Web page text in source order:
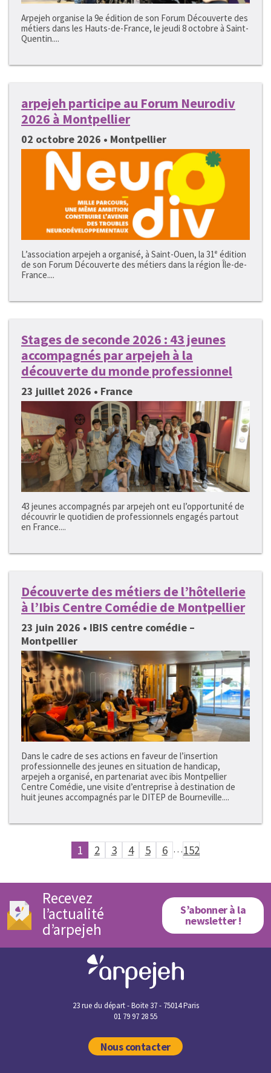
Arpejeh organise la 9e édition de son Forum Découverte des
métiers dans les Hauts-de-France, le jeudi 8 octobre à Saint-
Quentin....
arpejeh participe au Forum Neurodiv
2026 à Montpellier
02 octobre 2026 • Montpellier
L’association arpejeh a organisé, à Saint-Ouen, la 31ᵉ édition
de son Forum Découverte des métiers dans la région Île-de-
France....
Stages de seconde 2026 : 43 jeunes
accompagnés par arpejeh à la
découverte du monde professionnel
23 juillet 2026 • France
43 jeunes accompagnés par arpejeh ont eu l’opportunité de
découvrir le quotidien de professionnels engagés partout
en France....
Découverte des métiers de l’hôtellerie
à l’Ibis Centre Comédie de Montpellier
23 juin 2026 • IBIS centre comédie –
Montpellier
Dans le cadre de ses actions en faveur de l’insertion
professionnelle des jeunes en situation de handicap,
arpejeh a organisé, en partenariat avec ibis Montpellier
Centre Comédie, une visite d’entreprise à destination de
huit jeunes accompagnés par le DITEP de Bourneville....
1 2 3 4 5 6 …152
Recevez
l’actualité
d’arpejeh
S’abonner à la
newsletter !
23 rue du départ - Boite 37 - 75014 Paris
01 79 97 28 55
Nous contacter